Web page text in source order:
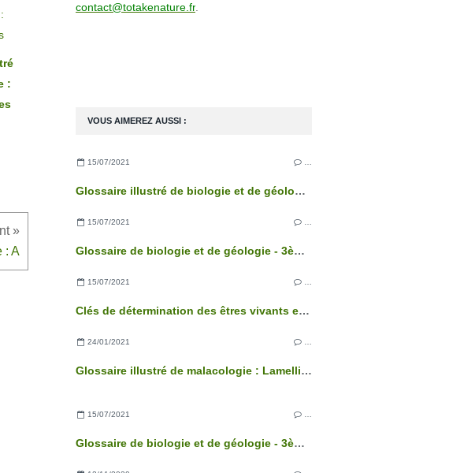
:
: A
VOUS AIMEREZ AUSSI :
15/07/2021
Glossaire illustré de biologie et de géologie - 3ème édition
15/07/2021
Glossaire de biologie et de géologie - 3ème édition
15/07/2021
Clés de détermination des êtres vivants et des roches de France - 3ème édition
24/01/2021
Glossaire illustré de malacologie : Lamellibranches
15/07/2021
Glossaire de biologie et de géologie - 3ème édition
contact@totakenature.fr